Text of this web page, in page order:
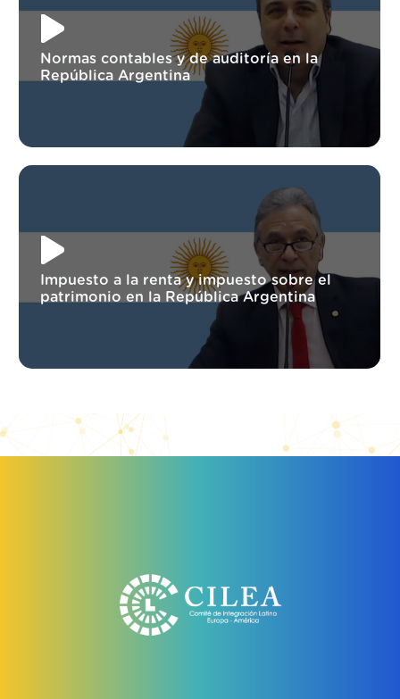
Normas contables y de auditoría en la
República Argentina
Impuesto a la renta y impuesto sobre el
patrimonio en la República Argentina